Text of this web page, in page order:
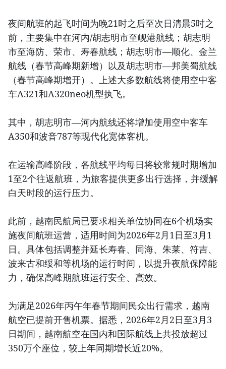
夜间航班的起飞时间为晚21时之后至次日清晨5时之
前，主要集中在河内/胡志明市至岘港航线；胡志明
市至海防、荣市、寿春航线；胡志明市—顺化、金兰
航线（春节高峰期新增）以及胡志明市—邦美蜀航线
（春节高峰期增开）。上述大多数航线将使用空中客
车A321和A320neo机型执飞。
其中，胡志明市—河内航线还将增加使用空中客车
A350和波音787等现代化宽体客机。
在运输高峰阶段，各航线平均每日将较常规时期增加
1至2个往返航班，为旅客提供更多出行选择，并缓解
白天时段的运行压力。
此前，越南民航局已要求相关单位协同在6个机场实
施夜间航班运营，适用时间为2026年2月1日至3月1
日。具体包括调整并延长寿春、同海、朱莱、符吉、
波来古和绥和等机场的运行时间，以提升夜航保障能
力，确保高峰期航班运行安全、高效。
为满足2026年丙午年春节期间民众出行需求，越南
航空已提前开售机票。据悉，2026年2月2日至3月3
日期间，越南航空在国内和国际航线上共投放超过
350万个座位，较上年同期增长近20%。